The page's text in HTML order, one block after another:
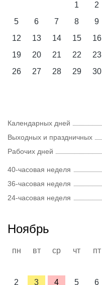
1
2
5
6 7 8 9
12
13 14 15 16
19
20 21 22 23
26
27 28 29 30
Календарных дней
Выходных и праздничных
Рабочих дней
40-часовая неделя
36-часовая неделя
24-часовая неделя
Ноябрь
пн вт ср чт пт
2
3 4 5 6